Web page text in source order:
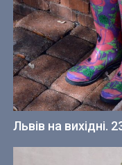
Львів на вихідні.